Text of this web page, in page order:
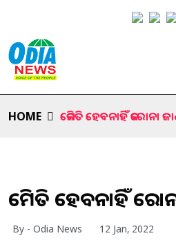
HOME କେମିତି ହେବନାହିଁ କରୋନା
କେମିତି ହେବନାହିଁ
By - Odia News 12 Jan, 2022